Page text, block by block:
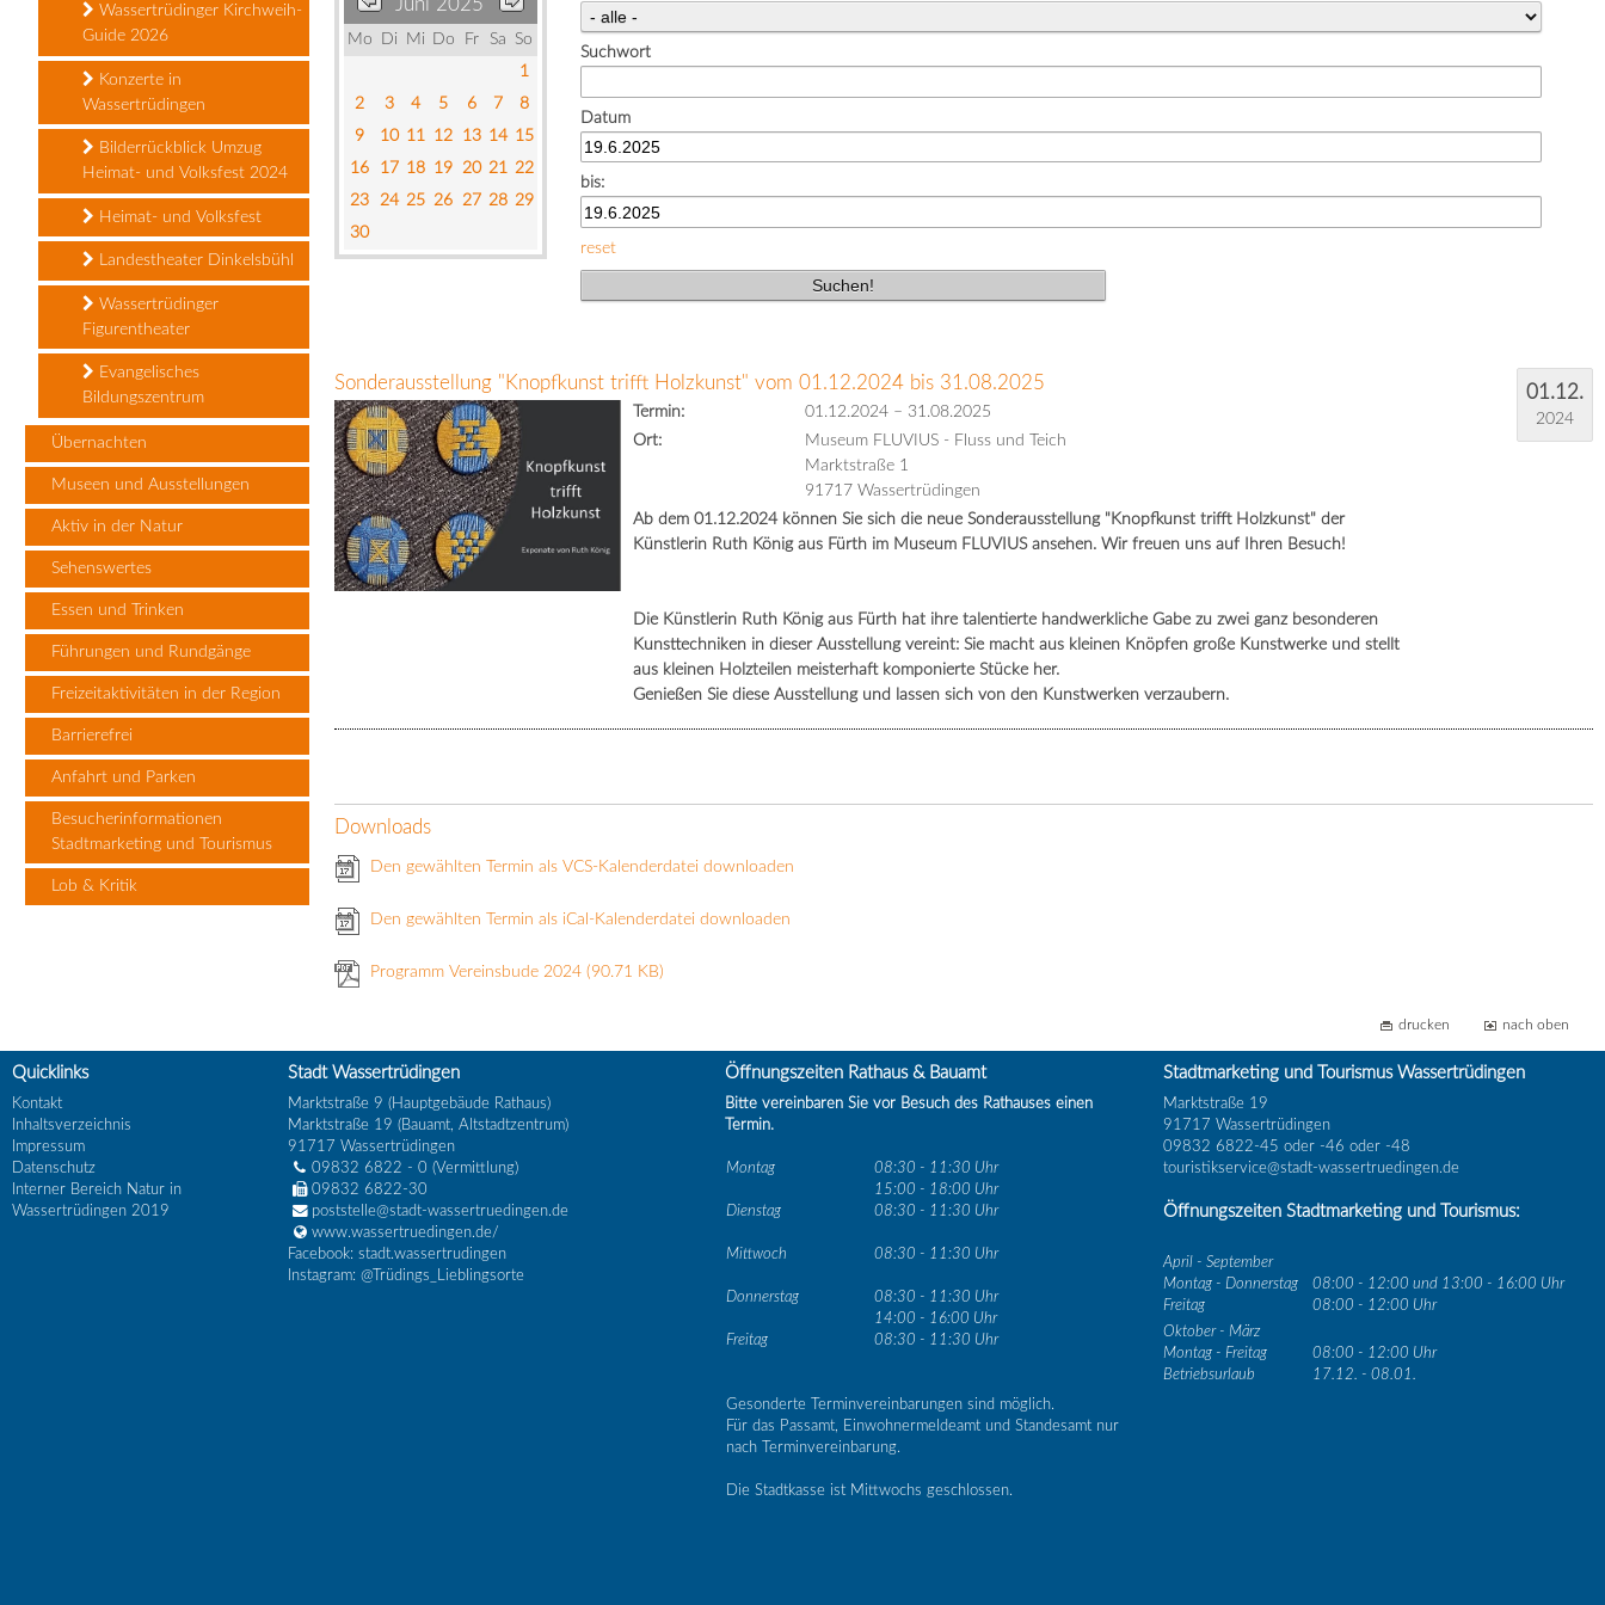
Wassertrüdinger Kirchweih-
Guide 2026
Konzerte in
Wassertrüdingen
Bilderrückblick Umzug
Heimat- und Volksfest 2024
Heimat- und Volksfest
Landestheater Dinkelsbühl
Wassertrüdinger
Figurentheater
Evangelisches
Bildungszentrum
Übernachten
Museen und Ausstellungen
Aktiv in der Natur
Sehenswertes
Essen und Trinken
Führungen und Rundgänge
Freizeitaktivitäten in der Region
Barrierefrei
Anfahrt und Parken
Besucherinformationen
Stadtmarketing und Tourismus
Lob & Kritik
Juni 2025
Mo Di Mi Do Fr Sa
So
1
2
3 4 5 6 7
8
9
10 11 12 13 14 15
16
17 18 19 20 21 22
23
24 25 26 27 28 29
30
Suchwort
Datum
bis:
reset
01.12.
2024
Sonderausstellung "Knopfkunst trifft Holzkunst" vom 01.12.2024 bis 31.08.2025
Termin: 01.12.2024– 31.08.2025
Ort:
Museum FLUVIUS - Fluss und Teich
Marktstraße 1
91717 Wassertrüdingen
Ab dem 01.12.2024 können Sie sich die neue Sonderausstellung "Knopfkunst trifft Holzkunst" der
Künstlerin Ruth König aus Fürth im Museum FLUVIUS ansehen. Wir freuen uns auf Ihren Besuch!
Die Künstlerin Ruth König aus Fürth hat ihre talentierte handwerkliche Gabe zu zwei ganz besonderen
Kunsttechniken in dieser Ausstellung vereint: Sie macht aus kleinen Knöpfen große Kunstwerke und stellt
aus kleinen Holzteilen meisterhaft komponierte Stücke her.
Genießen Sie diese Ausstellung und lassen sich von den Kunstwerken verzaubern.
Downloads
Den gewählten Termin als VCS-Kalenderdatei downloaden
Den gewählten Termin als iCal-Kalenderdatei downloaden
Programm Vereinsbude 2024 (90.71 KB)
drucken nach oben
Quicklinks
Kontakt
Inhaltsverzeichnis
Impressum
Datenschutz
Interner Bereich Natur in
Wassertrüdingen 2019
Stadt Wassertrüdingen
Marktstraße 9 (Hauptgebäude Rathaus)
Marktstraße 19 (Bauamt, Altstadtzentrum)
91717 Wassertrüdingen
09832 6822 - 0 (Vermittlung)
09832 6822-30
poststelle@stadt-wassertruedingen.de
www.wassertruedingen.de/
Facebook: stadt.wassertrudingen
Instagram: @Trüdings_Lieblingsorte
Öffnungszeiten Rathaus & Bauamt
Bitte vereinbaren Sie vor Besuch des Rathauses einen
Termin.
Montag
08:30 - 11:30 Uhr
15:00 - 18:00 Uhr
Dienstag
08:30 - 11:30 Uhr
Mittwoch 08:30 - 11:30 Uhr
Donnerstag
08:30 - 11:30 Uhr
14:00 - 16:00 Uhr
Freitag
08:30 - 11:30 Uhr
Gesonderte Terminvereinbarungen sind möglich.
Für das Passamt, Einwohnermeldeamt und Standesamt nur
nach Terminvereinbarung.
Die Stadtkasse ist Mittwochs geschlossen.
Stadtmarketing und Tourismus Wassertrüdingen
Marktstraße 19
91717 Wassertrüdingen
09832 6822-45 oder -46 oder -48
touristikservice@stadt-wassertruedingen.de
Öffnungszeiten Stadtmarketing und Tourismus:
April - September
Montag - Donnerstag
08:00 - 12:00 und 13:00 - 16:00 Uhr
Freitag
08:00 - 12:00 Uhr
Oktober - März
Montag - Freitag
08:00 - 12:00 Uhr
Betriebsurlaub
17.12. - 08.01.